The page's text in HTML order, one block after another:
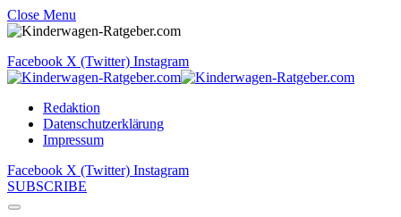
Close Menu
Facebook X (Twitter) Instagram
Redaktion
Datenschutzerklärung
Impressum
Facebook X (Twitter) Instagram
SUBSCRIBE